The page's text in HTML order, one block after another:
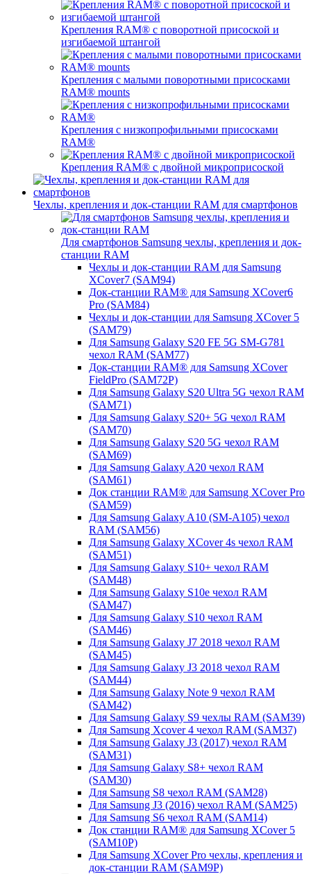
Крепления RAM® с поворотной присоской и
изгибаемой штангой
Крепления с малыми поворотными присосками
RAM® mounts
Крепления с низкопрофильными присосками
RAM®
Крепления RAM® с двойной микроприсоской
Чехлы, крепления и док-станции RAM для смартфонов
Для смартфонов Samsung чехлы, крепления и док-
станции RAM
Чехлы и док-станции RAM для Samsung
XCover7 (SAM94)
Док-станции RAM® для Samsung XCover6
Pro (SAM84)
Чехлы и док-станции для Samsung XCover 5
(SAM79)
Для Samsung Galaxy S20 FE 5G SM-G781
чехол RAM (SAM77)
Док-станции RAM® для Samsung XCover
FieldPro (SAM72P)
Для Samsung Galaxy S20 Ultra 5G чехол RAM
(SAM71)
Для Samsung Galaxy S20+ 5G чехол RAM
(SAM70)
Для Samsung Galaxy S20 5G чехол RAM
(SAM69)
Для Samsung Galaxy A20 чехол RAM
(SAM61)
Док станции RAM® для Samsung XCover Pro
(SAM59)
Для Samsung Galaxy A10 (SM-A105) чехол
RAM (SAM56)
Для Samsung Galaxy XCover 4s чехол RAM
(SAM51)
Для Samsung Galaxy S10+ чехол RAM
(SAM48)
Для Samsung Galaxy S10e чехол RAM
(SAM47)
Для Samsung Galaxy S10 чехол RAM
(SAM46)
Для Samsung Galaxy J7 2018 чехол RAM
(SAM45)
Для Samsung Galaxy J3 2018 чехол RAM
(SAM44)
Для Samsung Galaxy Note 9 чехол RAM
(SAM42)
Для Samsung Galaxy S9 чехлы RAM (SAM39)
Для Samsung Xcover 4 чехол RAM (SAM37)
Для Samsung Galaxy J3 (2017) чехол RAM
(SAM31)
Для Samsung Galaxy S8+ чехол RAM
(SAM30)
Для Samsung S8 чехол RAM (SAM28)
Для Samsung J3 (2016) чехол RAM (SAM25)
Для Samsung S6 чехол RAM (SAM14)
Док станции RAM® для Samsung XCover 5
(SAM10P)
Для Samsung XCover Pro чехлы, крепления и
док-станции RAM (SAM9P)